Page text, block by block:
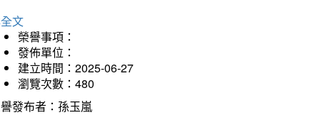
文
榮譽事項：
發佈單位：
建立時間：2025-06-27
瀏覽次數：480
發布者：孫玉嵐